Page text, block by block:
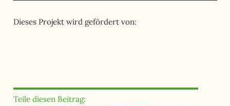
Dieses Projekt wird gefördert von:
Teile diesen Beitrag: